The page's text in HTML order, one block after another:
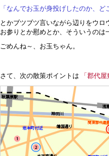
「なんでお玉が身投げしたのか、
とかブツブツ言いながら辺りをウロ
お参りとか慰めとか、そういうのは
ごめんね～、お玉ちゃん。
さて、次の散策ポイントは 「郡代